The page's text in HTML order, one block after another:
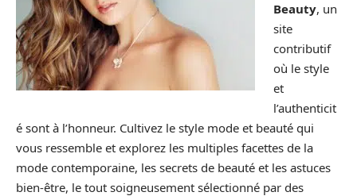
Beauty, un
site
contributif
où le style
et
l’authenticit
é sont à l’honneur. Cultivez le style mode et beauté qui
vous ressemble et explorez les multiples facettes de la
mode contemporaine, les secrets de beauté et les astuces
bien-être, le tout soigneusement sélectionné par des